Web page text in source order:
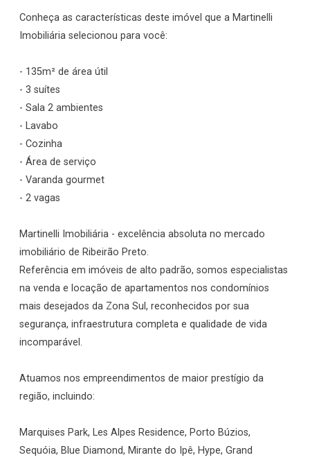
Conheça as características deste imóvel que a Martinelli
Imobiliária selecionou para você:
- 135m² de área útil
- 3 suítes
- Sala 2 ambientes
- Lavabo
- Cozinha
- Área de serviço
- Varanda gourmet
- 2 vagas
Martinelli Imobiliária - excelência absoluta no mercado
imobiliário de Ribeirão Preto.
Referência em imóveis de alto padrão, somos especialistas
na venda e locação de apartamentos nos condomínios
mais desejados da Zona Sul, reconhecidos por sua
segurança, infraestrutura completa e qualidade de vida
incomparável.
Atuamos nos empreendimentos de maior prestígio da
região, incluindo:
Marquises Park, Les Alpes Residence, Porto Búzios,
Sequóia, Blue Diamond, Mirante do Ipê, Hype, Grand